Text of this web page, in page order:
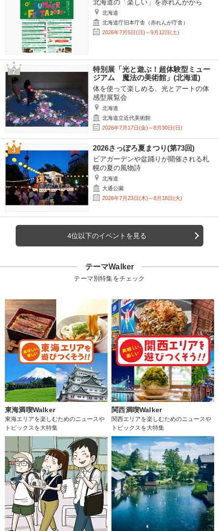
北海道の「楽しい」を赤れんがから
北海道
北海道庁旧本庁舎（赤れんが庁舎）
2026年7月5日(日)～9月12日(土)
特別展「光と遊ぶ！超体験型ミュー
ジアム 魔法の美術館」(北海道)
体を使って楽しめる、光とアートの体
感型展覧会
北海道
北海道立近代美術館
2026年7月17日(金)～8月30日(日)
2026さっぽろ夏まつり(第73回)
ビアガーデンや盆踊りが開催される札
幌の夏の風物詩
北海道
大通公園
2026年7月23日(木)～8月18日(火)
4位以下のイベントを見る
テーマWalker
テーマ別特集をチェック
東海満喫Walker
東海エリアを楽しむためのニュースや
トピックスを大特集
関西満喫Walker
関西エリアを楽しむためのニュースや
トピックスを大特集